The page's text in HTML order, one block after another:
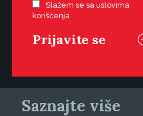
Slažem se sa uslovima
korišćenja
Saznajte više